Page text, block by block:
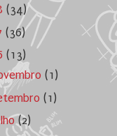
(34)
(36)
(13)
(1)
(1)
(2)